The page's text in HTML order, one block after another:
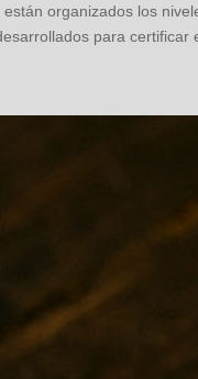
organizados los
para certificar